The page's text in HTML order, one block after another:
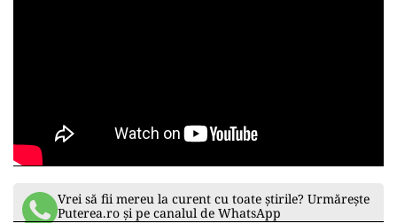
Vrei să fii mereu la curent cu toate știrile? Urmărește
Puterea.ro și pe canalul de WhatsApp